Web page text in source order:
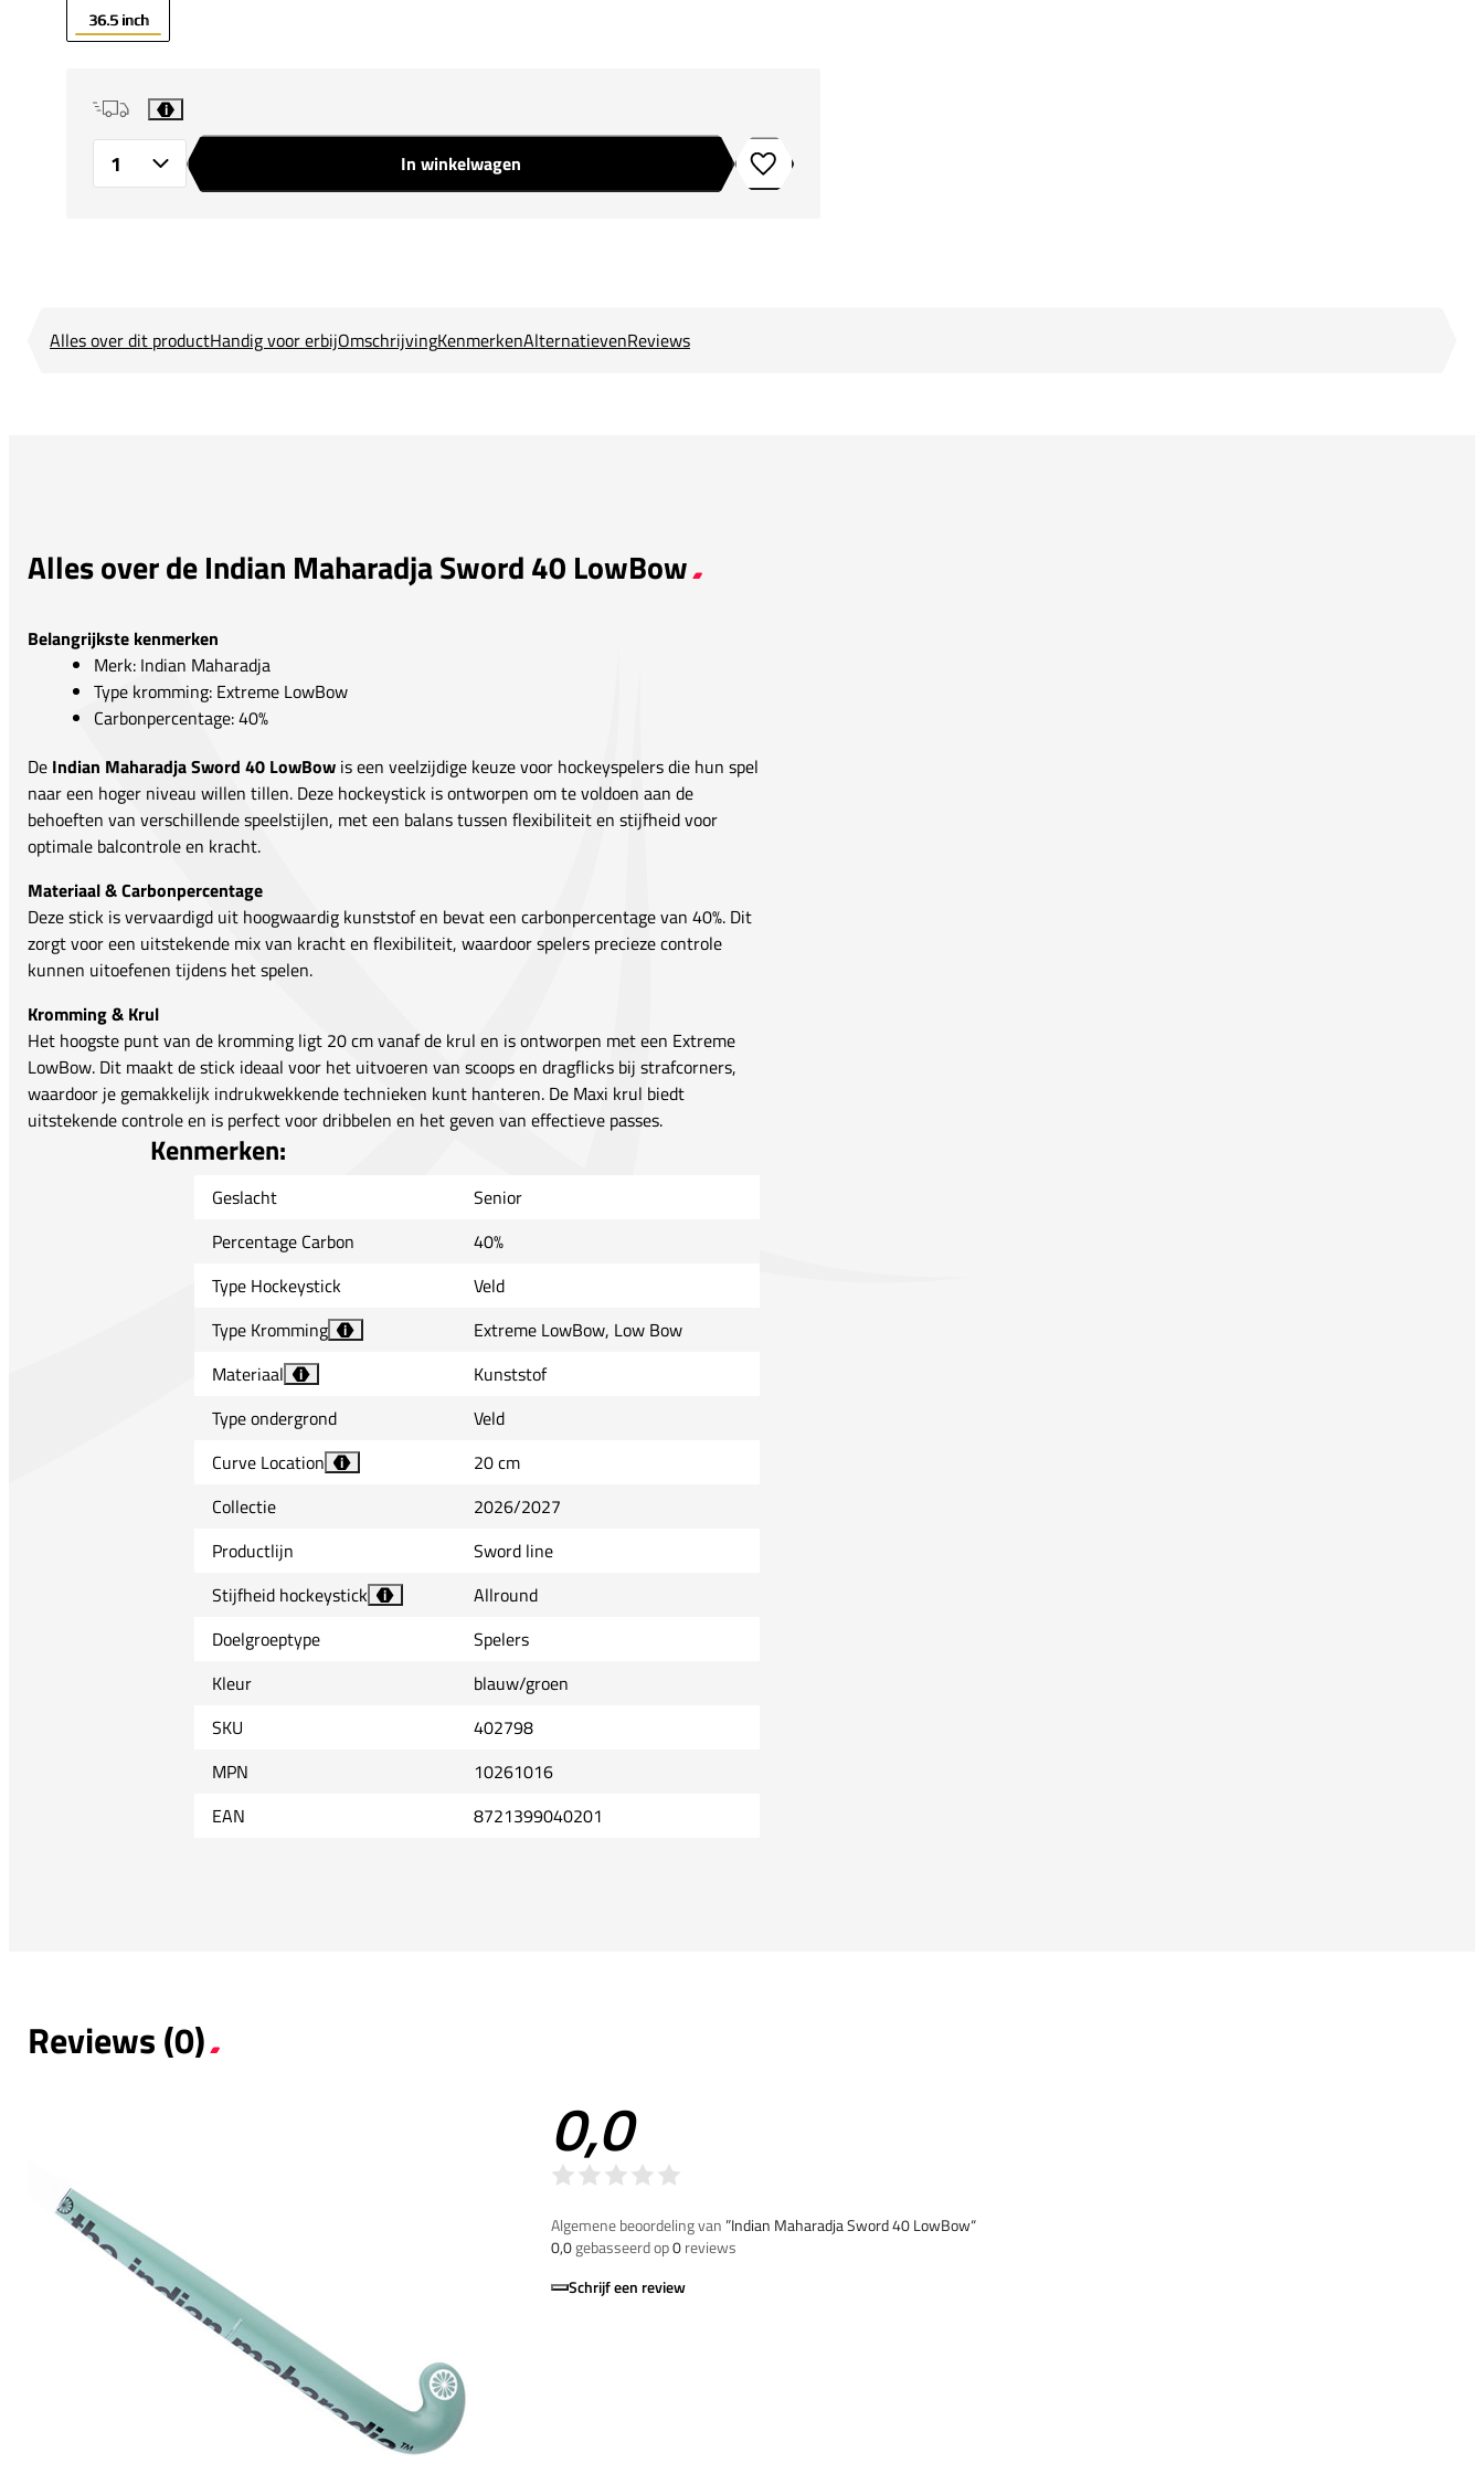
36.5 inch
i
In winkelwagen Toevoegen aan verlanglijstje
Alles over dit productHandig voor erbijOmschrijvingKenmerkenAlternatievenReviews
Alles over de Indian Maharadja Sword 40 LowBow
Belangrijkste kenmerken
Merk: Indian Maharadja
Type kromming: Extreme LowBow
Carbonpercentage: 40%
De Indian Maharadja Sword 40 LowBow is een veelzijdige keuze voor hockeyspelers die hun spel
naar een hoger niveau willen tillen. Deze hockeystick is ontworpen om te voldoen aan de
behoeften van verschillende speelstijlen, met een balans tussen flexibiliteit en stijfheid voor
optimale balcontrole en kracht.
Materiaal & Carbonpercentage
Deze stick is vervaardigd uit hoogwaardig kunststof en bevat een carbonpercentage van 40%. Dit
zorgt voor een uitstekende mix van kracht en flexibiliteit, waardoor spelers precieze controle
kunnen uitoefenen tijdens het spelen.
Kromming & Krul
Het hoogste punt van de kromming ligt 20 cm vanaf de krul en is ontworpen met een Extreme
LowBow. Dit maakt de stick ideaal voor het uitvoeren van scoops en dragflicks bij strafcorners,
waardoor je gemakkelijk indrukwekkende technieken kunt hanteren. De Maxi krul biedt
uitstekende controle en is perfect voor dribbelen en het geven van effectieve passes.
Kenmerken:
Geslacht
Senior
Percentage Carbon
40%
Type Hockeystick
Veld
Type Kromming
i
Extreme LowBow, Low Bow
Materiaal
i
Kunststof
Type ondergrond
Veld
Curve Location
i
20 cm
Collectie
2026/2027
Productlijn
Sword line
Stijfheid hockeystick
i
Allround
Doelgroeptype
Spelers
Kleur
blauw/groen
SKU
402798
MPN
10261016
EAN
8721399040201
Reviews (0)
0,0
Algemene beoordeling van”Indian Maharadja Sword 40 LowBow“
0,0gebasseerd op0reviews
Schrijf een review